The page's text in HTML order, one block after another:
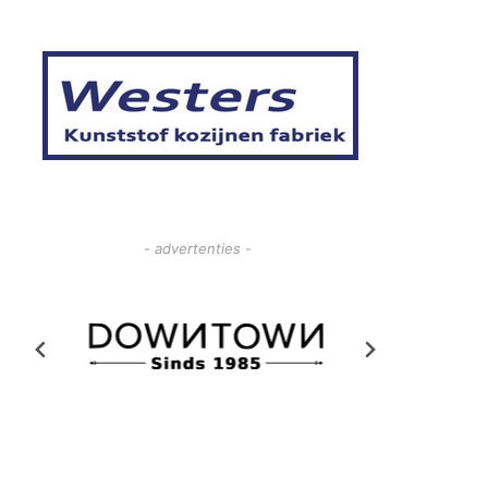
- advertenties -